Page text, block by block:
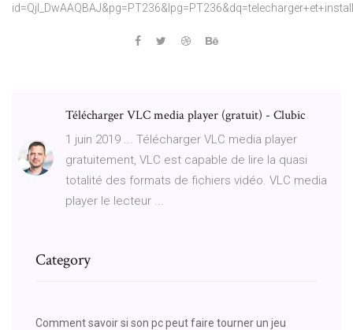
Télécharger VLC media player (gratuit) - Clubic
1 juin 2019 ... Télécharger VLC media player
gratuitement, VLC est capable de lire la quasi
totalité des formats de fichiers vidéo. VLC media
player le lecteur ...
Category
Comment savoir si son pc peut faire tourner un jeu